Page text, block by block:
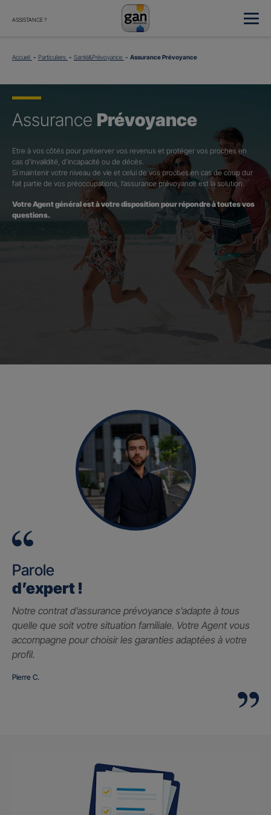
ASSISTANCE ?
Accueil Particuliers Santé&Prévoyance Assurance Prévoyance
Assurance Prévoyance
Etre à vos côtés pour préserver vos revenus et protéger vos proches en
cas d’invalidité, d’incapacité ou de décès.
Si maintenir votre niveau de vie et celui de vos proches en cas de coup dur
fait partie de vos préoccupations, l’assurance prévoyance est la solution.
Votre Agent général est à votre disposition pour répondre à toutes vos
questions.
Parole
d’expert !
Notre contrat d’assurance prévoyance s’adapte à tous
quelle que soit votre situation familiale. Votre Agent vous
accompagne pour choisir les garanties adaptées à votre
profil.
Pierre C.